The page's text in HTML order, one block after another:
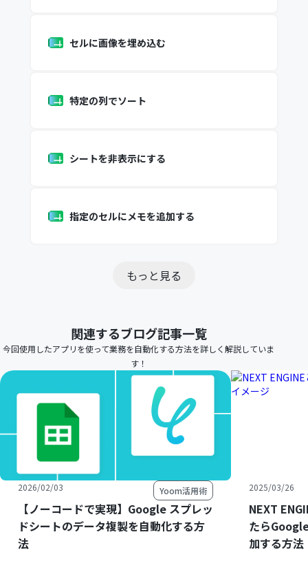
セルに画像を埋め込む
特定の列でソート
シートを非表示にする
指定のセルにメモを追加する
もっと見る
関連するブログ記事一覧
今回使用したアプリを使って業務を自動化する方法を詳しく解説していま
す！
2026/02/03 Yoom活用術
【ノーコードで実現】Google スプレッ
ドシートのデータ複製を自動化する方
法
2025/03/26
NEXT
たら
加する方法